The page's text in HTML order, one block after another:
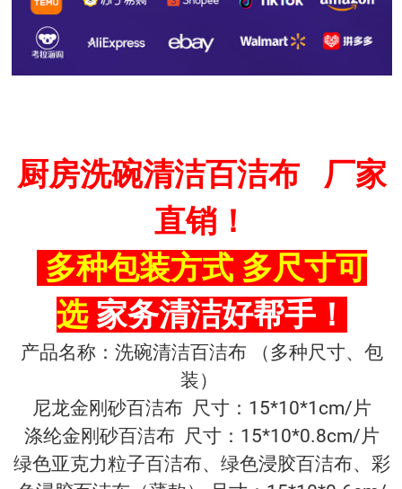
厨房洗碗清洁百洁布 厂家
直销！
多种包装方式 多尺寸可
选 家务清洁好帮手！
产品名称：洗碗清洁百洁布 （多种尺寸、包
装）
尼龙金刚砂百洁布 尺寸：15*10*1cm/片
涤纶金刚砂百洁布 尺寸：15*10*0.8cm/片
绿色亚克力粒子百洁布、绿色浸胶百洁布、彩